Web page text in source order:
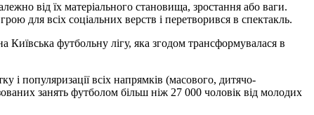
від їх матеріального становища, зростання або ваги.
для всіх соціальних верств і перетворився в спектакль.
Київська футбольну лігу, яка згодом трансформувалася в
і популяризації всіх напрямків (масового, дитячо-
занять футболом більш ніж 27 000 чоловік від молодих